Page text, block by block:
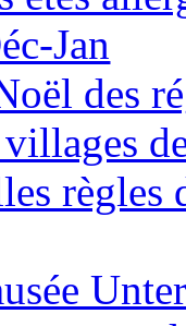
Jan
des
règles